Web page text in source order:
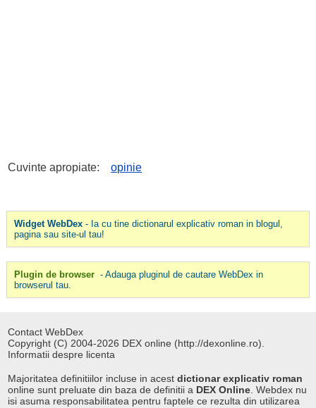
Cuvinte apropiate: opinie
Widget WebDex- Ia cu tine dictionarul explicativ roman in blogul,
pagina sau site-ul tau!
Plugin de browser - Adauga pluginul de cautare WebDex in
browserul tau.
Contact WebDex
Copyright (C) 2004-2026 DEX online (http://dexonline.ro).
Informatii despre licenta
Majoritatea definitiilor incluse in acestdictionar explicativ roman
online sunt preluate din baza de definitii a DEX Online . Webdex nu
isi asuma responsabilitatea pentru faptele ce rezulta din utilizarea